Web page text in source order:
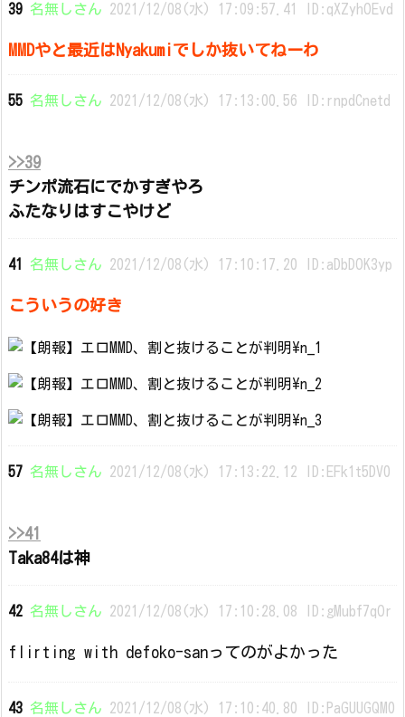
39 名無しさん 2021/12/08(水) 17:09:57.41 ID:qXZyhOEvd
MMDやと最近はNyakumiでしか抜いてねーわ
55 名無しさん 2021/12/08(水) 17:13:00.56 ID:rnpdCnetd
>>39
チンポ流石にでかすぎやろ
ふたなりはすこやけど
41 名無しさん 2021/12/08(水) 17:10:17.20 ID:aDbDOK3yp
こういうの好き
57 名無しさん 2021/12/08(水) 17:13:22.12 ID:EFk1t5DV0
>>41
Taka84は神
42 名無しさん 2021/12/08(水) 17:10:28.08 ID:gMubf7qOr
flirting with defoko-sanってのがよかった
43 名無しさん 2021/12/08(水) 17:10:40.80 ID:PaGUUGQM0